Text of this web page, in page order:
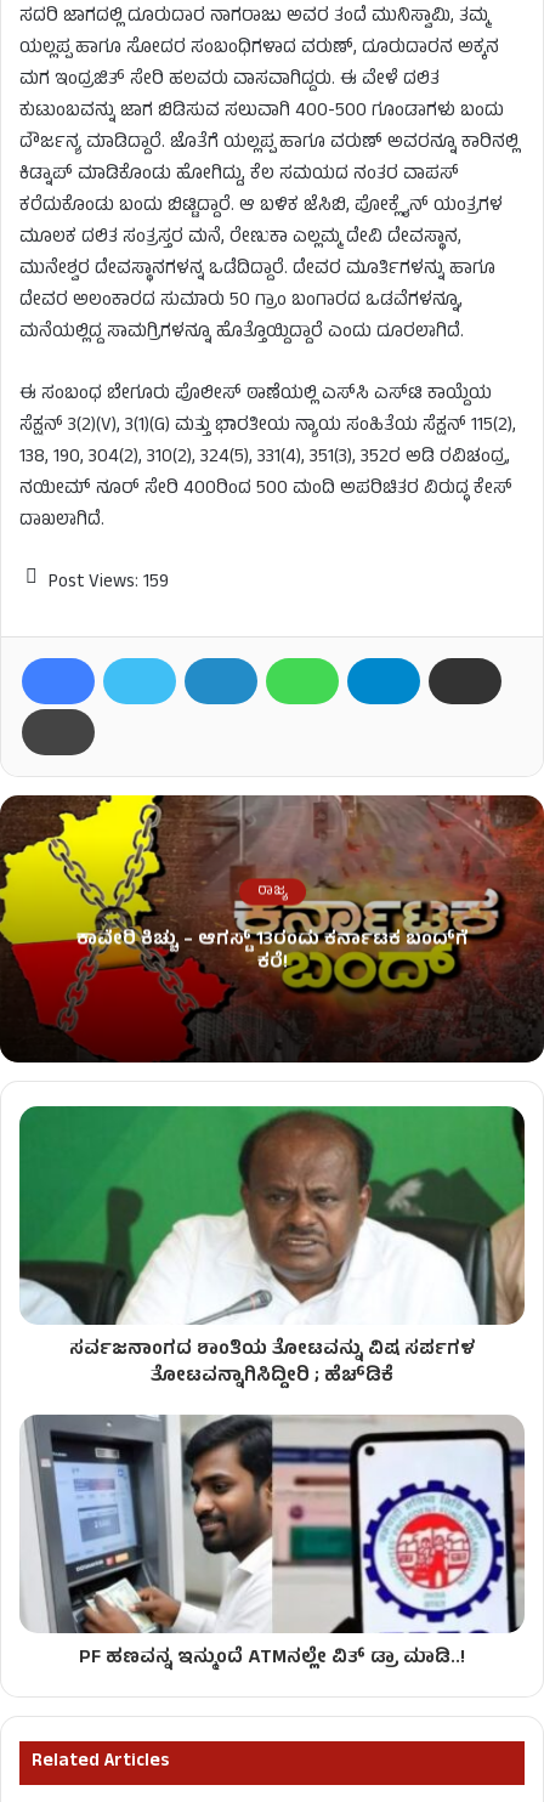
ಸದರಿ ಜಾಗದಲ್ಲಿ ದೂರುದಾರ ನಾಗರಾಜು ಅವರ ತಂದೆ ಮುನಿಸ್ವಾಮಿ, ತಮ್ಮ
ಯಲ್ಲಪ್ಪ ಹಾಗೂ ಸೋದರ ಸಂಬಂಧಿಗಳಾದ ವರುಣ್, ದೂರುದಾರನ ಅಕ್ಕನ
ಮಗ ಇಂದ್ರಜಿತ್ ಸೇರಿ ಹಲವರು ವಾಸವಾಗಿದ್ದರು. ಈ ವೇಳೆ ದಲಿತ
ಕುಟುಂಬವನ್ನು ಜಾಗ ಬಿಡಿಸುವ ಸಲುವಾಗಿ 400-500 ಗೂಂಡಾಗಳು ಬಂದು
ದೌರ್ಜನ್ಯ ಮಾಡಿದ್ದಾರೆ. ಜೊತೆಗೆ ಯಲ್ಲಪ್ಪ ಹಾಗೂ ವರುಣ್ ಅವರನ್ನೂ ಕಾರಿನಲ್ಲಿ
ಕಿಡ್ನಾಪ್ ಮಾಡಿಕೊಂಡು ಹೋಗಿದ್ದು, ಕೆಲ ಸಮಯದ ನಂತರ ವಾಪಸ್
ಕರೆದುಕೊಂಡು ಬಂದು ಬಿಟ್ಟಿದ್ದಾರೆ. ಆ ಬಳಿಕ ಜೆಸಿಬಿ, ಪೋಕ್ಲೈನ್ ಯಂತ್ರಗಳ
ಮೂಲಕ ದಲಿತ ಸಂತ್ರಸ್ತರ ಮನೆ, ರೇಣುಕಾ ಎಲ್ಲಮ್ಮ ದೇವಿ ದೇವಸ್ಥಾನ,
ಮುನೇಶ್ವರ ದೇವಸ್ಥಾನಗಳನ್ನ ಒಡೆದಿದ್ದಾರೆ. ದೇವರ ಮೂರ್ತಿಗಳನ್ನು ಹಾಗೂ
ದೇವರ ಅಲಂಕಾರದ ಸುಮಾರು 50 ಗ್ರಾಂ ಬಂಗಾರದ ಒಡವೆಗಳನ್ನೂ,
ಮನೆಯಲ್ಲಿದ್ದ ಸಾಮಗ್ರಿಗಳನ್ನೂ ಹೊತ್ತೊಯ್ದಿದ್ದಾರೆ ಎಂದು ದೂರಲಾಗಿದೆ.
ಈ ಸಂಬಂಧ ಬೇಗೂರು ಪೊಲೀಸ್ ಠಾಣೆಯಲ್ಲಿ ಎಸ್​ಸಿ ಎಸ್​ಟಿ ಕಾಯ್ದೆಯ
ಸೆಕ್ಷನ್ 3(2)(V), 3(1)(G) ಮತ್ತು ಭಾರತೀಯ ನ್ಯಾಯ ಸಂಹಿತೆಯ ಸೆಕ್ಷನ್ 115(2),
138, 190, 304(2), 310(2), 324(5), 331(4), 351(3), 352ರ ಅಡಿ ರವಿಚಂದ್ರ,
ನಯೀಮ್ ನೂರ್ ಸೇರಿ 400ರಿಂದ 500 ಮಂದಿ ಅಪರಿಚಿತರ ವಿರುದ್ಧ ಕೇಸ್
ದಾಖಲಾಗಿದೆ.
Post Views: 159
ರಾಜ್ಯ
ಕಾವೇರಿ ಕಿಚ್ಚು – ಆಗಸ್ಟ್​ 13ರಂದು ಕರ್ನಾಟಕ ಬಂದ್​ಗೆ
ಕರೆ!
ಸರ್ವಜನಾಂಗದ ಶಾಂತಿಯ ತೋಟವನ್ನು ವಿಷ ಸರ್ಪಗಳ
ತೋಟವನ್ನಾಗಿಸಿದ್ದೀರಿ ; ಹೆಚ್​ಡಿಕೆ
PF ಹಣವನ್ನ ಇನ್ಮುಂದೆ ATMನಲ್ಲೇ ವಿತ್​​ ಡ್ರಾ ಮಾಡಿ..!
Related Articles